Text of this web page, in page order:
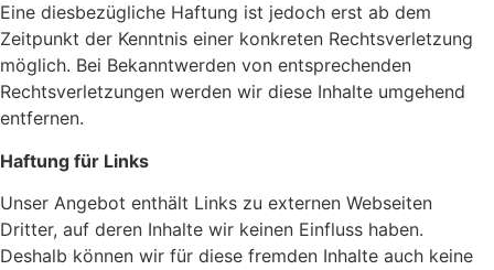
Eine diesbezügliche Haftung ist jedoch erst ab dem
Zeitpunkt der Kenntnis einer konkreten Rechtsverletzung
möglich. Bei Bekanntwerden von entsprechenden
Rechtsverletzungen werden wir diese Inhalte umgehend
entfernen.
Haftung für Links
Unser Angebot enthält Links zu externen Webseiten
Dritter, auf deren Inhalte wir keinen Einfluss haben.
Deshalb können wir für diese fremden Inhalte auch keine